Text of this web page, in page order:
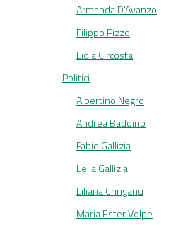
Armanda D'Avanzo
Filippo Pizzo
Lidia Circosta
Politici
Albertino Negro
Andrea Badoino
Fabio Gallizia
Lella Gallizia
Liliana Cringanu
Maria Ester Volpe